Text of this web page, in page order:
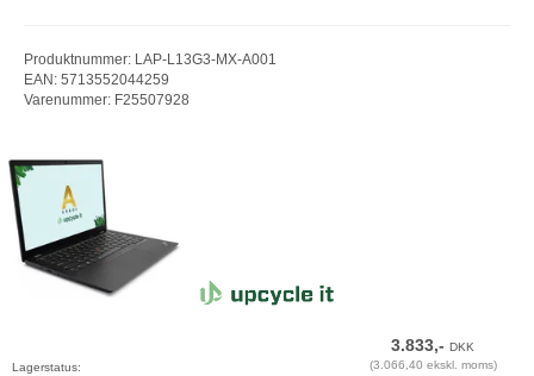
Produktnummer: LAP-L13G3-MX-A001
EAN: 5713552044259
Varenummer: F25507928
Lagerstatus:
3.833,-DKK
(3.066,40 ekskl. moms)